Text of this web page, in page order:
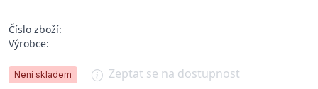
Číslo zboží:
Výrobce:
Není skladem Zeptat se na dostupnost